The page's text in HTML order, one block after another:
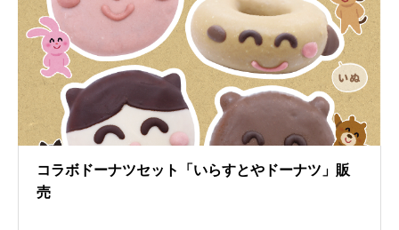
コラボドーナツセット「いらすとやドーナツ」販
売